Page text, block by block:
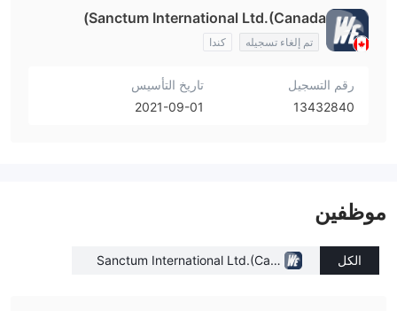
Sanctum International Ltd.(Canada)
تم إلغاء تسجيله كندا
رقم التسجيل
13432840
تاريخ التأسيس
2021-09-01
موظفين
الكل
Sanctum International Ltd.(Cana